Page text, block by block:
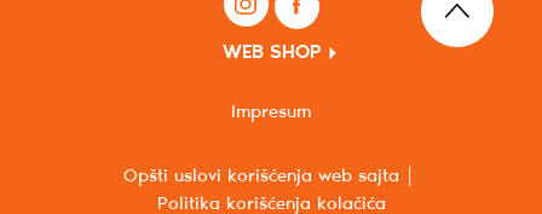
WEB SHOP
Opšti uslovi korišćenja web sajta
Politika korišćenja kolačića
Impresum